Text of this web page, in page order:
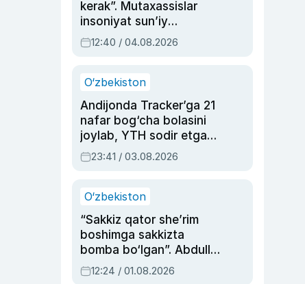
kerak”. Mutaxassislar
insoniyat sun’iy
intellektni boshqara
olmay qolishidan xavotir
12:40 / 04.08.2026
O‘zbekiston
Andijonda Tracker’ga 21
nafar bog‘cha bolasini
joylab, YTH sodir etgan
ayolga sud hukmi o‘qildi
23:41 / 03.08.2026
O‘zbekiston
“Sakkiz qator she’rim
boshimga sakkizta
bomba bo‘lgan”. Abdulla
Oripovni siyosiy
ayblovlardan asrab
12:24 / 01.08.2026